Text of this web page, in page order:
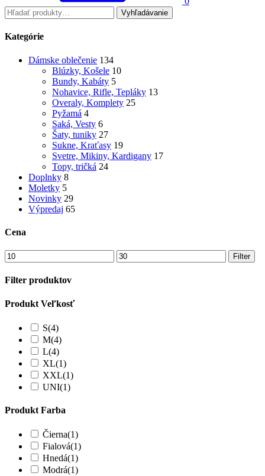
Vyhľadávanie
Kategórie
Dámske oblečenie 134
Blúzky, Košele 10
Bundy, Kabáty 5
Nohavice, Rifle, Tepláky 13
Overaly, Komplety 25
Pyžamá 4
Saká, Vesty 6
Šaty, tuniky 27
Sukne, Kraťasy 19
Svetre, Mikiny, Kardigany 17
Topy, tričká 24
Doplnky 8
Moletky 5
Novinky 29
Výpredaj 65
Cena
Filter
Filter produktov
Produkt Veľkosť
S(4)
M(4)
L(4)
XL(1)
XXL(1)
UNI(1)
Produkt Farba
Čierna(1)
Fialová(1)
Hnedá(1)
Modrá(1)